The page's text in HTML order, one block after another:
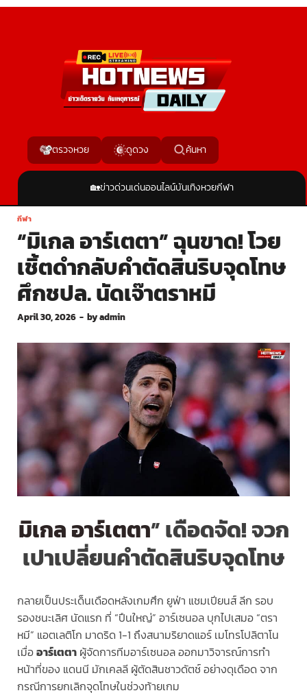
ตรวจหวย ดูดวง ค้นหา
🏡ข่าวด่วนเด่นออนไลน์บันเทิงหวยกีฬา
กีฬา
“มิเกล อาร์เตตา” ฉุนขาด! โวย
เชิ้ตดำกลับคำตัดสินริบจุดโทษ
ศึกชปล. นัดเจ๊าตราหมี
April 30, 2026 - byadmin
มิเกล อาร์เตตา” เดือดจัด! จวก
เปาเปลี่ยนคำตัดสินริบจุดโทษ
กลายเป็นประเด็นเดือดหลังเกมศึก ยูฟ่า แชมเปียนส์ ลีก รอบ
รองชนะเลิศ นัดแรก ที่ “ปืนใหญ่” อาร์เซนอล บุกไปเสมอ “ตรา
หมี” แอตเลติโก มาดริด 1-1 ถึงสนามริยาดแอร์ เมโทรโปลิตาโน
เมื่ออาร์เตตา ผู้จัดการทีมอาร์เซนอล ออกมาวิจารณ์การทำ
หน้าที่ของ แดนนี มักเคลลี ผู้ตัดสินชาวดัตช์ อย่างดุเดือด จาก
กรณีการยกเลิกจุดโทษในช่วงท้ายเกม